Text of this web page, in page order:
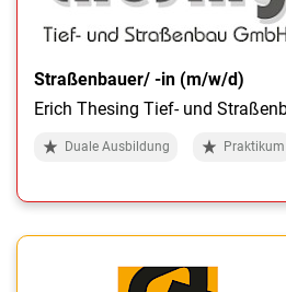
Straßenbauer/ -in (m/w/d)
Erich Thesing Tief- und
Duale Ausbildung Praktikum